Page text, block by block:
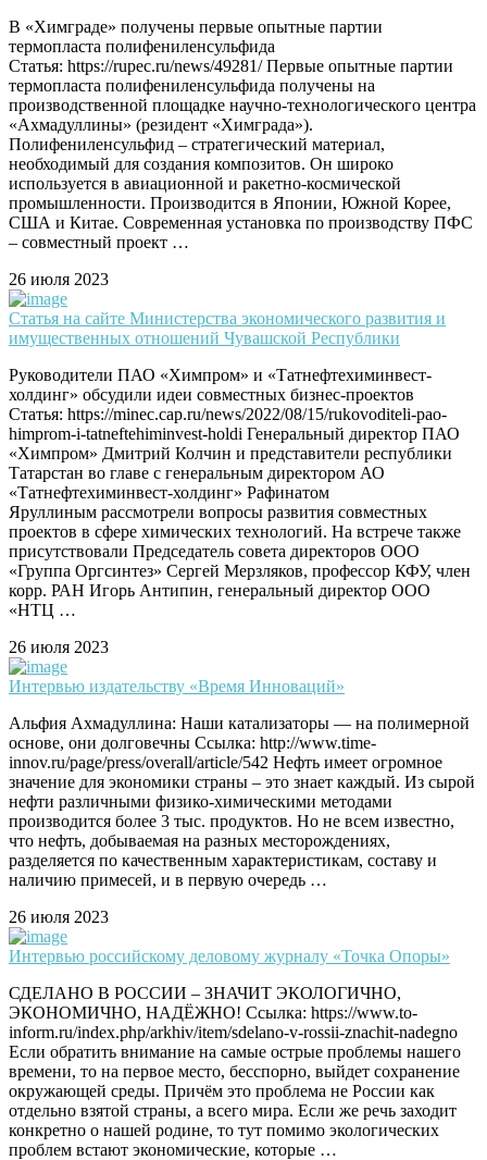
В «Химграде» получены первые опытные партии
термопласта полифениленсульфида
Статья: https://rupec.ru/news/49281/ Первые опытные партии
термопласта полифениленсульфида получены на
производственной площадке научно-технологического центра
«Ахмадуллины» (резидент «Химграда»).
Полифениленсульфид – стратегический материал,
необходимый для создания композитов. Он широко
используется в авиационной и ракетно-космической
промышленности. Производится в Японии, Южной Корее,
США и Китае. Современная установка по производству ПФС
– совместный проект …
26 июля 2023
Статья на сайте Министерства экономического развития и
имущественных отношений Чувашской Республики
Руководители ПАО «Химпром» и «Татнефтехиминвест-
холдинг» обсудили идеи совместных бизнес-проектов
Статья: https://minec.cap.ru/news/2022/08/15/rukovoditeli-pao-
himprom-i-tatneftehiminvest-holdi Генеральный директор ПАО
«Химпром» Дмитрий Колчин и представители республики
Татарстан во главе с генеральным директором АО
«Татнефтехиминвест-холдинг» Рафинатом
Яруллиным рассмотрели вопросы развития совместных
проектов в сфере химических технологий. На встрече также
присутствовали Председатель совета директоров ООО
«Группа Оргсинтез» Сергей Мерзляков, профессор КФУ, член
корр. РАН Игорь Антипин, генеральный директор ООО
«НТЦ …
26 июля 2023
Интервью издательству «Время Инноваций»
Альфия Ахмадуллина: Наши катализаторы — на полимерной
основе, они долговечны Ссылка: http://www.time-
innov.ru/page/press/overall/article/542 Нефть имеет огромное
значение для экономики страны – это знает каждый. Из сырой
нефти различными физико-химическими методами
производится более 3 тыс. продуктов. Но не всем известно,
что нефть, добываемая на разных месторождениях,
разделяется по качественным характеристикам, составу и
наличию примесей, и в первую очередь …
26 июля 2023
Интервью российскому деловому журналу «Точка Опоры»
СДЕЛАНО В РОССИИ – ЗНАЧИТ ЭКОЛОГИЧНО,
ЭКОНОМИЧНО, НАДЁЖНО! Ссылка: https://www.to-
inform.ru/index.php/arkhiv/item/sdelano-v-rossii-znachit-nadegno
Если обратить внимание на самые острые проблемы нашего
времени, то на первое место, бесспорно, выйдет сохранение
окружающей среды. Причём это проблема не России как
отдельно взятой страны, а всего мира. Если же речь заходит
конкретно о нашей родине, то тут помимо экологических
проблем встают экономические, которые …